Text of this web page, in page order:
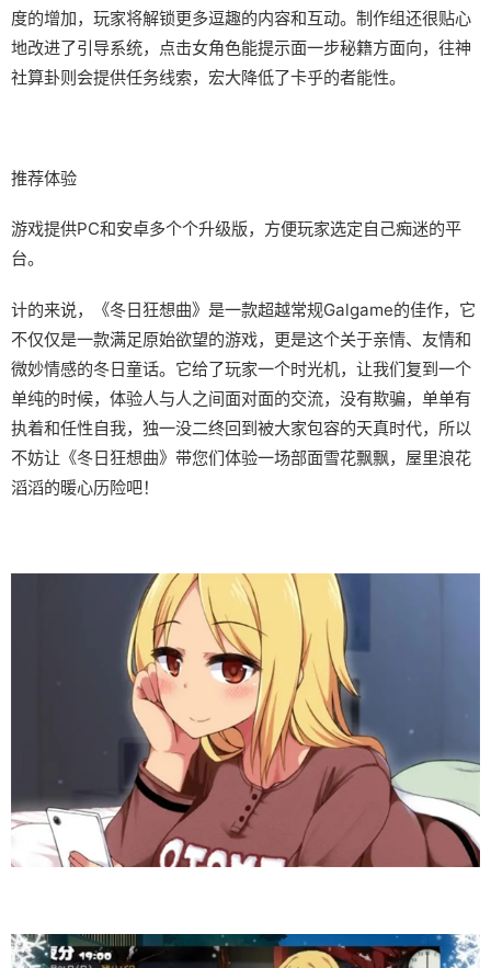
度的增加，玩家将解锁更多逗趣的内容和互动。制作组还很贴心
地改进了引导系统，点击女角色能提示面一步秘籍方面向，往神
社算卦则会提供任务线索，宏大降低了卡乎的者能性。
推荐体验
游戏提供PC和安卓多个个升级版，方便玩家选定自己痴迷的平
台。
计的来说，《冬日狂想曲》是一款​​超越常规Galgame的佳作​​，它
不仅仅是一款满足原始欲望的游戏，更是这个关于亲情、友情和
微妙情感的冬日童话。它给了玩家一个时光机，让我们复到一个
单纯的时候，体验人与人之间面对面的交流，没有欺骗，单单有
执着和任性自我，独一没二终回到被大家包容的天真时代，所以
不妨让《冬日狂想曲》带您们体验一场​​部面雪花飘飘，屋里浪花
滔滔​​的暖心历险吧！